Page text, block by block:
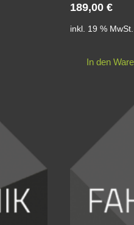
189,00 €
inkl. 19 % MwSt.
In den